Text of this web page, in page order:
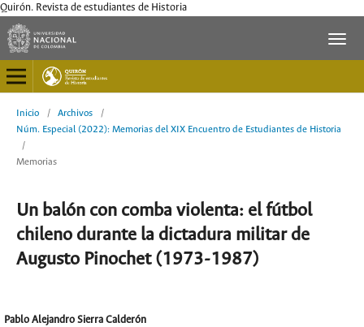
Quirón. Revista de estudiantes de Historia
Inicio / Archivos
/
Núm. Especial (2022): Memorias del XIX Encuentro de Estudiantes de Historia
/
Memorias
Un balón con comba violenta: el fútbol
chileno durante la dictadura militar de
Augusto Pinochet (1973-1987)
Pablo Alejandro Sierra Calderón